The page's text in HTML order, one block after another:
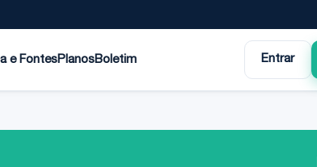
e FontesPlanosBoletim Entrar